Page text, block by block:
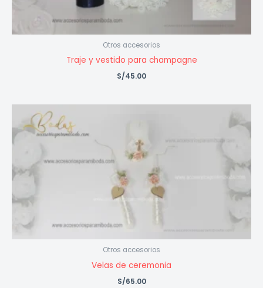
Otros accesorios
Traje y vestido para champagne
S/45.00
Otros accesorios
Velas de ceremonia
S/65.00